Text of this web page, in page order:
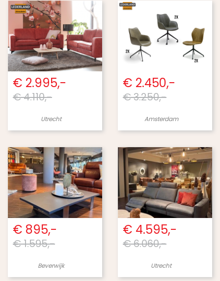
€ 2.995,-
€ 4.110,-
Utrecht
€ 2.450,-
€ 3.250,-
Amsterdam
€ 895,-
€ 1.595,-
Beverwijk
€ 4.595,-
€ 6.060,-
Utrecht